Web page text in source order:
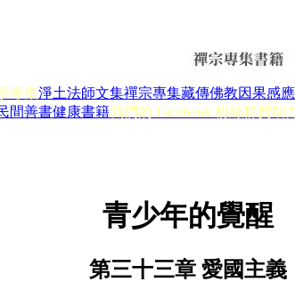
專集淨土法師文集禪宗專集藏傳佛教因果感應
間善書健康書籍我們的 Facebook 粉絲群贊助
青少年的覺醒
第三十三章 愛國主義